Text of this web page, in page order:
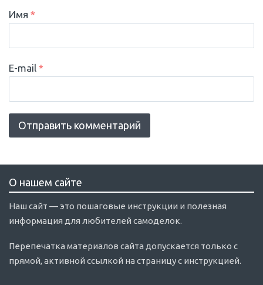
Имя *
E-mail *
О нашем сайте
Наш сайт — это пошаговые инструкции и полезная
информация для любителей самоделок.
Перепечатка материалов сайта допускается только с
прямой, активной ссылкой на страницу с инструкцией.